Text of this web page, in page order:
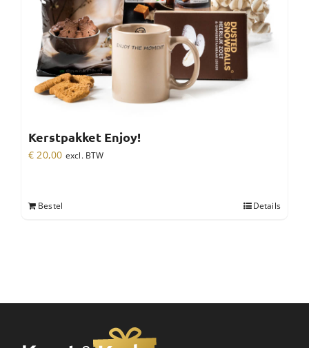
Kerstpakket Enjoy!
€ 20,00 excl. BTW
Bestel Details